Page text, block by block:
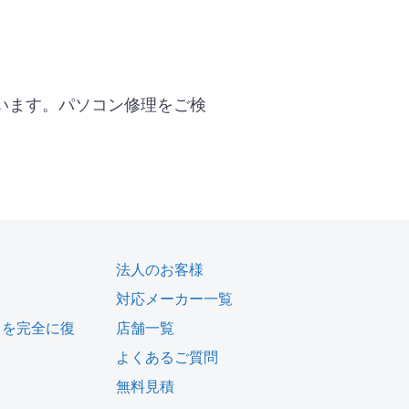
す。パソコン修理をご検
完全に復
法人のお客様
対応メーカー一覧
店舗一覧
よくあるご質問
無料見積